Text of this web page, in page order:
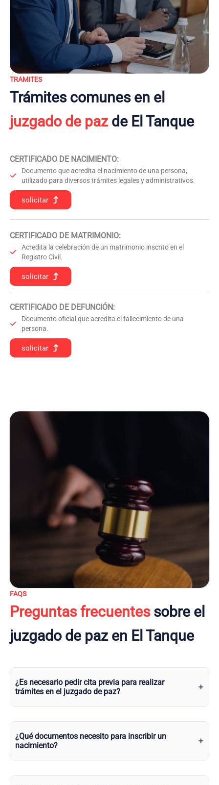
TRAMITES
Trámites comunes en el
juzgado de pazde El Tanque
CERTIFICADO DE NACIMIENTO:
Documento que acredita el nacimiento de una persona,
utilizado para diversos trámites legales y administrativos.
solicitar
CERTIFICADO DE MATRIMONIO:
Acredita la celebración de un matrimonio inscrito en el
Registro Civil.
solicitar
CERTIFICADO DE DEFUNCIÓN:
Documento oficial que acredita el fallecimiento de una
persona.
solicitar
FAQS
Preguntas frecuentessobre el
juzgado de paz en El Tanque
¿Es necesario pedir cita previa para realizar
trámites en el juzgado de paz?
¿Qué documentos necesito para inscribir un
nacimiento?